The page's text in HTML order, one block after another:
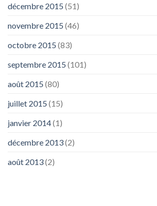
décembre 2015 (51)
novembre 2015 (46)
octobre 2015 (83)
septembre 2015 (101)
août 2015 (80)
juillet 2015 (15)
janvier 2014(1)
décembre 2013(2)
août 2013(2)